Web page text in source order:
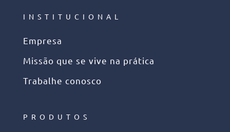
INSTITUCIONAL
Empresa
Missão que se vive na prática
Trabalhe conosco
PRODUTOS